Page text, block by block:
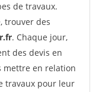
de travaux.
trouver des
. Chaque jour,
des devis en
mettre en relation
travaux pour leur